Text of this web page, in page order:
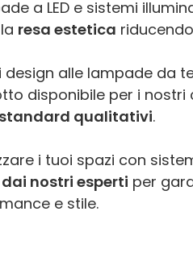
a LED e sistemi
resa estetica
design alle lampade da
disponibile per i nostri
qualitativi.
i tuoi spazi con
nostri esperti per
e stile.